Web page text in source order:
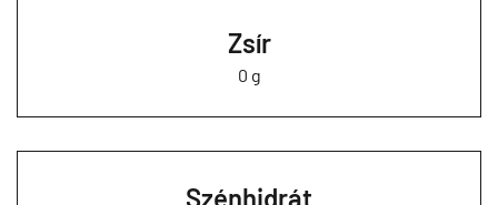
Zsír
0 g
Szénhidrát